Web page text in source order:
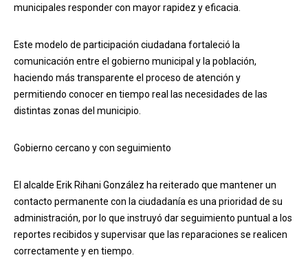
municipales responder con mayor rapidez y eficacia.
Este modelo de participación ciudadana fortaleció la
comunicación entre el gobierno municipal y la población,
haciendo más transparente el proceso de atención y
permitiendo conocer en tiempo real las necesidades de las
distintas zonas del municipio.
Gobierno cercano y con seguimiento
El alcalde Erik Rihani González ha reiterado que mantener un
contacto permanente con la ciudadanía es una prioridad de su
administración, por lo que instruyó dar seguimiento puntual a los
reportes recibidos y supervisar que las reparaciones se realicen
correctamente y en tiempo.